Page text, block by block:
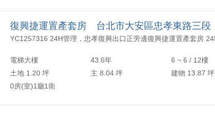
復興捷運置產套房 台北市大安區忠孝東路三段
電梯大樓 43.6年
6 ~ 6 / 12樓
土地 1.20 坪
主 8.04 坪
建物 13.87 坪
0房(室)1廳1衛